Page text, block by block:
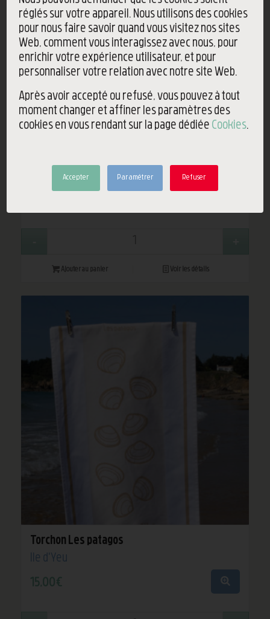
réglés sur votre appareil. Nous utilisons des cookies
pour nous faire savoir quand vous visitez nos sites
Web, comment vous interagissez avec nous, pour
enrichir votre expérience utilisateur, et pour
personnaliser votre relation avec notre site Web.
Après avoir accepté ou refusé, vous pouvez à tout
moment changer et affiner les paramètres des
cookies en vous rendant sur la page dédiée Cookies.
Accepter Paramétrer Refuser
Île d'Yeu
Ajouter au panier Voir les détails
Torchon Les patagos
Île d'Yeu
15,00€